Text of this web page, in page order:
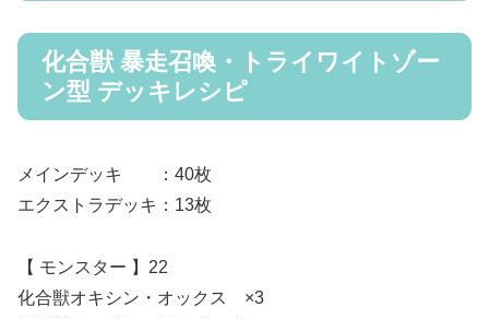
化合獣 暴走召喚・トライワイトゾー
ン型 デッキレシピ
メインデッキ ：40枚
エクストラデッキ：13枚
【 モンスター 】22
化合獣オキシン・オックス ×3